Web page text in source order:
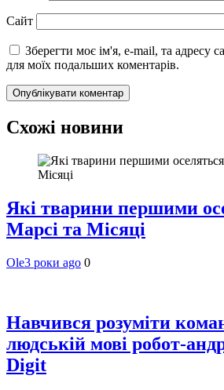
Сайт
Зберегти моє ім'я, e-mail, та адресу
для моїх подальших коментарів.
Схожі новини
Які тварини першими
Марсі та Місяці
Ole3 роки ago 0
Навчився розуміти
людській мові робот-
Digit